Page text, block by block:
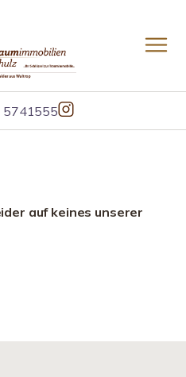
auf keines unserer